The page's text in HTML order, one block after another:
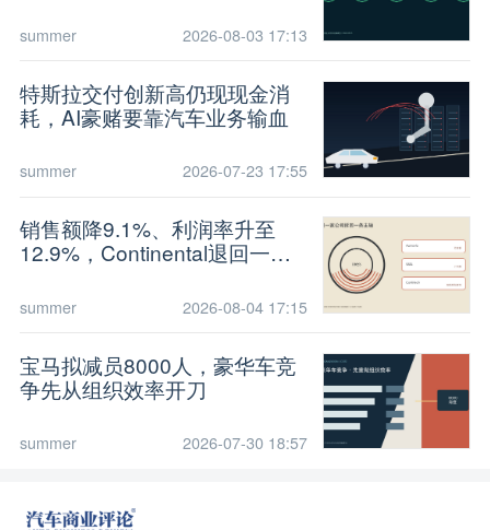
summer 2026-08-03 17:13
特斯拉交付创新高仍现现金消
耗，AI豪赌要靠汽车业务输血
summer 2026-07-23 17:55
销售额降9.1%、利润率升至
12.9%，Continental退回一条
summer 2026-08-04 17:15
宝马拟减员8000人，豪华车竞
争先从组织效率开刀
summer 2026-07-30 18:57